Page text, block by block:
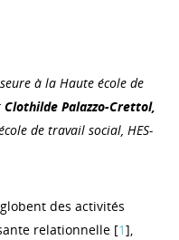
à la Haute école de
Clothilde Palazzo-Crettol,
de travail social, HES-
des activités
relationnelle [1],